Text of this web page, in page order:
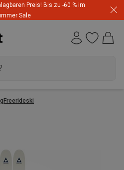
Preis! Bis zu -60 % im
Sale
Freerideski